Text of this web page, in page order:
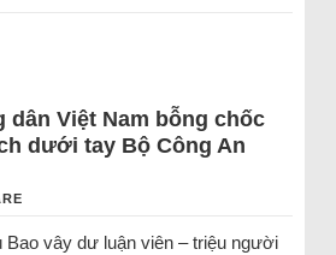
dân Việt Nam bỗng chốc
dưới tay Bộ Công An
Bao vây dư luận viên – triệu người